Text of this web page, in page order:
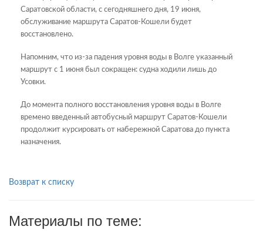
Саратовской области, с сегодняшнего дня, 19 июня,
обслуживание маршрута Саратов-Кошели будет
восстановлено.
Напомним, что из-за падения уровня воды в Волге указанный
маршрут с 1 июня был сокращен: судна ходили лишь до
Усовки.
До момента полного восстановления уровня воды в Волге
времено введенный автобусный маршрут Саратов-Кошели
продолжит курсировать от набережной Саратова до пункта
назначения.
Возврат к списку
Материалы по теме: